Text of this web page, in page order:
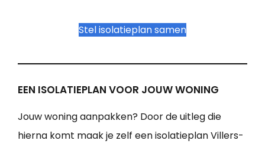
Stel isolatieplan samen
EEN ISOLATIEPLAN VOOR JOUW WONING
Jouw woning aanpakken? Door de uitleg die
hierna komt maak je zelf een isolatieplan Villers-